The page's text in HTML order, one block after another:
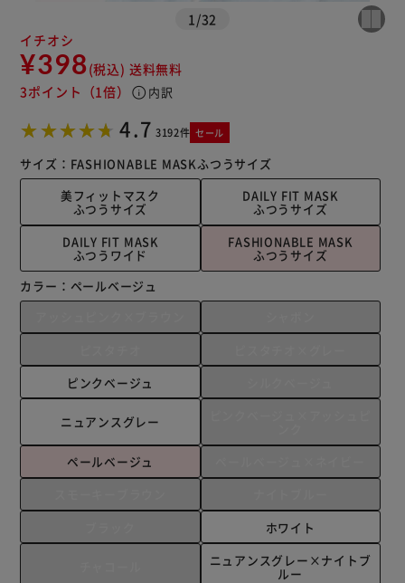
1 /32
イチオシ
¥398(税込) 送料無料
3ポイント （1倍） info 内訳
4.7 3192件 セール
サイズ： FASHIONABLE MASKふつうサイズ
美フィットマスク
ふつうサイズ
DAILY FIT MASK
ふつうサイズ
DAILY FIT MASK
ふつうワイド
FASHIONABLE MASK
ふつうサイズ
カラー： ペールベージュ
ピンクベージュ
ニュアンスグレー
ペールベージュ
ホワイト
ニュアンスグレー×ナイトブ
ルー